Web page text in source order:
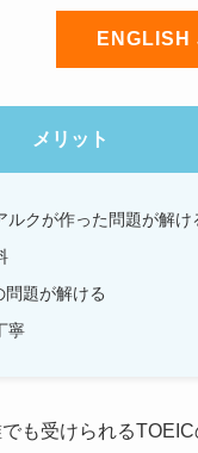
ENGLISH
メリット
ルクが作った問題が解け
問題が解ける
寧
も受けられるTOEIC